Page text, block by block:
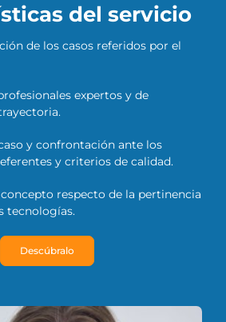
del servicio
de los casos referidos por el
expertos y de
y confrontación ante los
y criterios de calidad.
respecto de la pertinencia
tecnologías.
Descúbralo